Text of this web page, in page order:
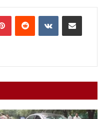
PinterestReddit VKontakteShare via Email